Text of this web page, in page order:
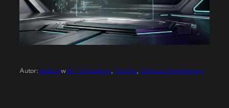
Autor:redakcjawAI i Technologia, DevOps, Software Development